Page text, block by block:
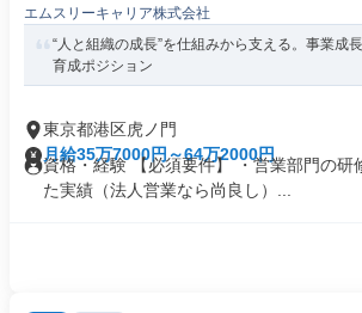
エムスリーキャリア株式会社
“人と組織の成長”を仕組みから支える。事業成
育成ポジション
東京都港区虎ノ門
月給35万7000円～64万2000円
資格・経験 【必須要件】 ・営業部門の研
た実績（法人営業なら尚良し）...